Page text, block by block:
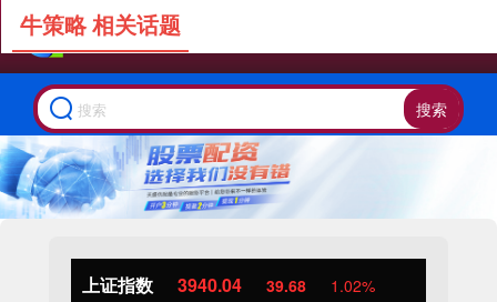
搜索
上证指数 3940.04 39.68 1.02%
牛策略 相关话题